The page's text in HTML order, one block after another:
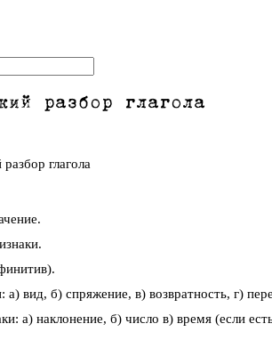
разбор глагола
глагола
вид, б) спряжение, в) возвратность, г)
а) наклонение, б) число в) время (если